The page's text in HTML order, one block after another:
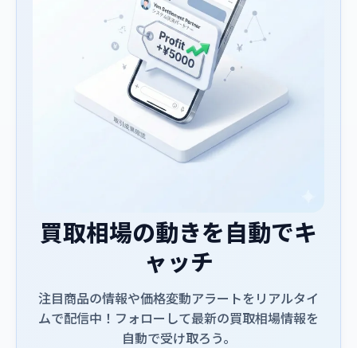
買取相場の動きを自動でキ
ャッチ
注目商品の情報や価格変動アラートをリアルタイ
ムで配信中！フォローして最新の買取相場情報を
自動で受け取ろう。